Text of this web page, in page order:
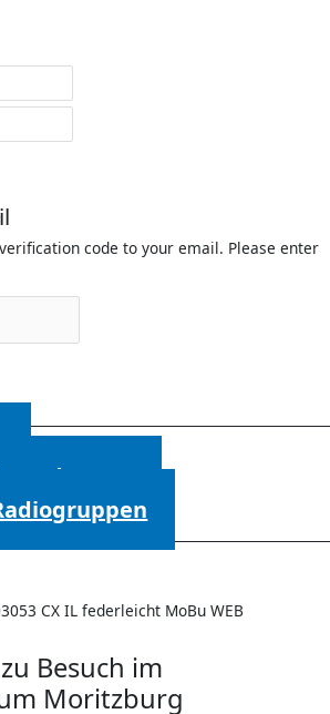
code to your email. Please enter
Besuch im
Moritzburg